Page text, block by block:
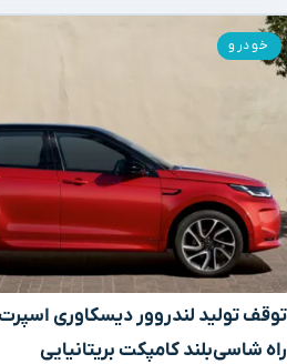
راه شاسی‌بلند کامپکت بریتانیایی
خودرو